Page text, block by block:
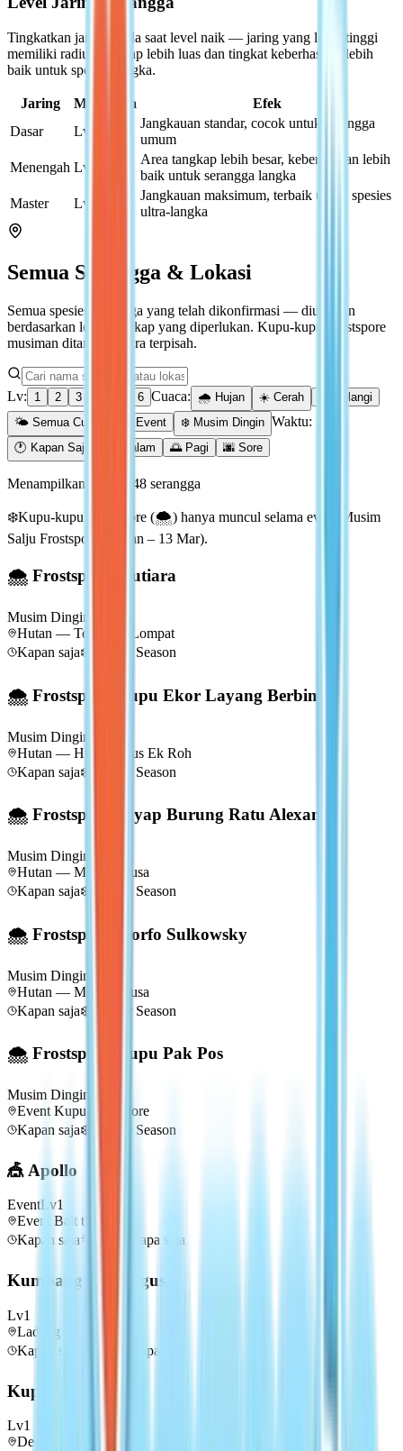
Tingkatkan jaring Anda saat level naik — jaring yang lebih tinggi
memiliki radius tangkap lebih luas dan tingkat keberhasilan lebih
baik untuk spesies langka.
Jaring Membuka
Efek
Dasar
Lv 1
Jangkauan standar, cocok untuk serangga
umum
Menengah Lv 3+
Area tangkap lebih besar, keberhasilan lebih
baik untuk serangga langka
Master
Lv 5+
Jangkauan maksimum, terbaik untuk spesies
ultra-langka
Semua Serangga & Lokasi
Semua spesies serangga yang telah dikonfirmasi — diurutkan
berdasarkan level tangkap yang diperlukan. Kupu-kupu Frostspore
musiman ditandai secara terpisah.
Lv: 1 2 3 6 Cuaca: 🌧️ Hujan ☀️ Cerah
🌈 Pelangi
🌤️ Semua Cuaca
🎪 Event ❄️ Musim Dingin Waktu:
🕐 Kapan Saja 🌙 Malam 🌅 Pagi 🌆 Sore
Menampilkan 48 dari 48 serangga
❄️Kupu-kupu Frostspore (🌨) hanya muncul selama event Musim
Salju Frostspore (31 Jan – 13 Mar).
🌨 Frostspore Mutiara
Musim Dingin
Hutan — Teka-teki Lompat
Kapan saja❄️ Winter Season
🌨 Frostspore Kupu Ekor Layang Berbintik
Musim Dingin
Hutan — Hutan Pinus Ek Roh
Kapan saja❄️ Winter Season
🌨 Frostspore Sayap Burung Ratu Alexandra
Musim Dingin
Hutan — Menara Rusa
Kapan saja❄️ Winter Season
🌨 Frostspore Morfo Sulkowsky
Musim Dingin
Hutan — Menara Rusa
Kapan saja❄️ Winter Season
🌨 Frostspore Kupu Pak Pos
Musim Dingin
Event Kupu Frostspore
Kapan saja❄️ Winter Season
🎪 Apollo
EventLv1
Event Bait the Insects
Kapan saja🌤️ Cuaca apa saja
Kumbang Asparagus
Lv1
Ladang Bunga
Kapan saja
Cuaca apa saja
Kupu Kubis Putih
Lv1
Desa Nelayan